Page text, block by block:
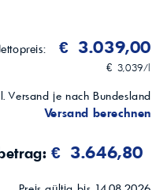
€ 3.039,00
€ 3,039/l
Versand je nach Bundesland
Versand berechnen
€ 3.646,80